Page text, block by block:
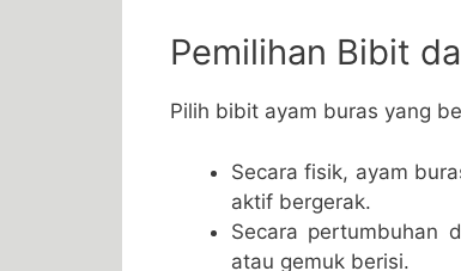
Pemilihan Bibit
Pilih bibit ayam buras yang
Secara fisik, ayam
aktif bergerak.
Secara pertumbuhan
atau gemuk berisi.